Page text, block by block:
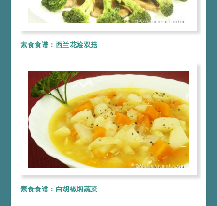
素食食谱：西兰花烩双菇
素食食谱：白胡椒焖蔬菜